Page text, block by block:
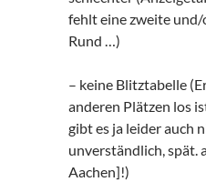
fehlt eine zweite
Rund …)
– keine Blitztabelle
anderen Plätzen los
gibt es ja leider auch
unverständlich, spät.
Aachen]!)